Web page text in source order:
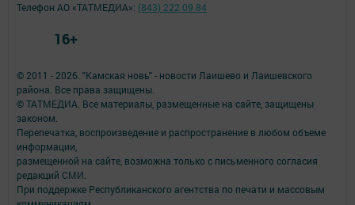
© 2011 - 2026. "Камская новь" - новости Лаишево и Лаишевского
района. Все права защищены.
© ТАТМЕДИА. Все материалы, размещенные на сайте, защищены
законом.
Перепечатка, воспроизведение и распространение в любом объеме
информации,
размещенной на сайте, возможна только с письменного согласия
редакций СМИ.
При поддержке Республиканского агентства по печати и массовым
Телефон АО «ТАТМЕДИА»: (843) 222 09 84
16+